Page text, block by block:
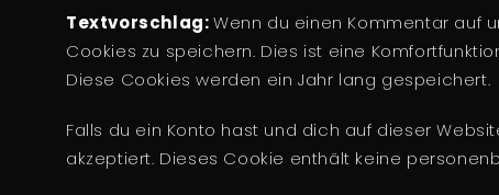
Textvorschlag:Wenn du einen Kommentar auf
Cookies zu speichern. Dies ist eine
Diese Cookies werden ein Jahr lang gespeichert.
Falls du ein Konto hast und dich auf dieser
akzeptiert. Dieses Cookie enthält keine